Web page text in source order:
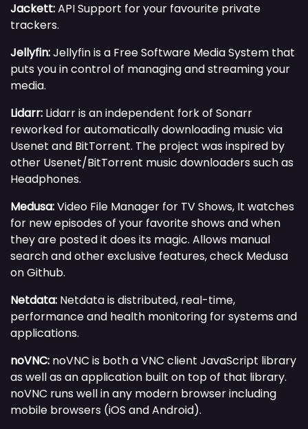
Jackett:API Support for your favourite private
trackers.
Jellyfin:Jellyfin is a Free Software Media System that
puts you in control of managing and streaming your
media.
Lidarr: Lidarr is an independent fork of Sonarr
reworked for automatically downloading music via
Usenet and BitTorrent. The project was inspired by
other Usenet/BitTorrent music downloaders such as
Headphones.
Medusa:Video File Manager for TV Shows, It watches
for new episodes of your favorite shows and when
they are posted it does its magic. Allows manual
search and other exclusive features, check Medusa
on Github.
Netdata: Netdata is distributed, real-time,
performance and health monitoring for systems and
applications.
noVNC: noVNC is both a VNC client JavaScript library
as well as an application built on top of that library.
noVNC runs well in any modern browser including
mobile browsers (iOS and Android).